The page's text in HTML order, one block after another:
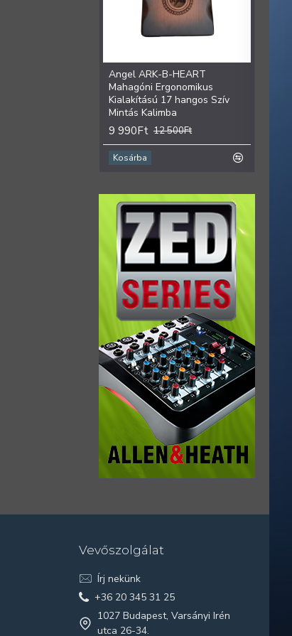
Angel ARK-B-HEART
Mahagóni Ergonomikus
Kialakítású 17 hangos Szív
Mintás Kalimba
9 990Ft 12 500Ft
Kosárba
Vevőszolgálat
Írj nekünk
+36 20 345 31 25
1027 Budapest, Varsányi Irén
utca 26-34.